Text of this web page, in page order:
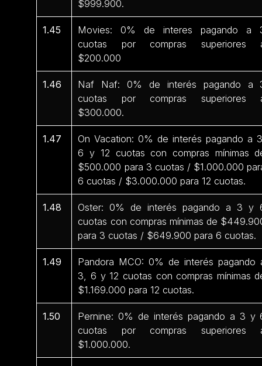
$999.900.
1.45
Movies: 0% de interes pagando a
cuotas por compras superiores
$200.000
1.46
Naf Naf: 0% de interés pagando a
cuotas por compras superiores
$300.000.
1.47
On Vacation: 0% de interés pagando a
6 y 12 cuotas con compras mínimas
$500.000 para 3 cuotas / $1.000.000
6 cuotas / $3.000.000 para 12 cuotas.
1.48
Oster: 0% de interés pagando a 3 y
cuotas con compras mínimas de
para 3 cuotas / $649.900 para 6 cuotas.
1.49
Pandora MCO: 0% de interés pagando
3, 6 y 12 cuotas con compras mínimas
$1.169.000 para 12 cuotas.
1.50
Pernine: 0% de interés pagando a 3 y
cuotas por compras superiores
$1.000.000.